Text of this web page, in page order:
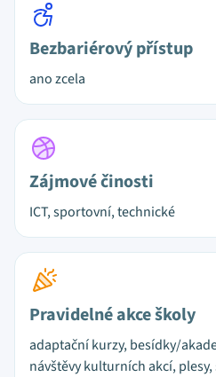
Bezbariérový přístup
ano zcela
Zájmové činosti
ICT, sportovní, technické
Pravidelné akce školy
adaptační kurzy, besídky/
návštěvy kulturních akcí,